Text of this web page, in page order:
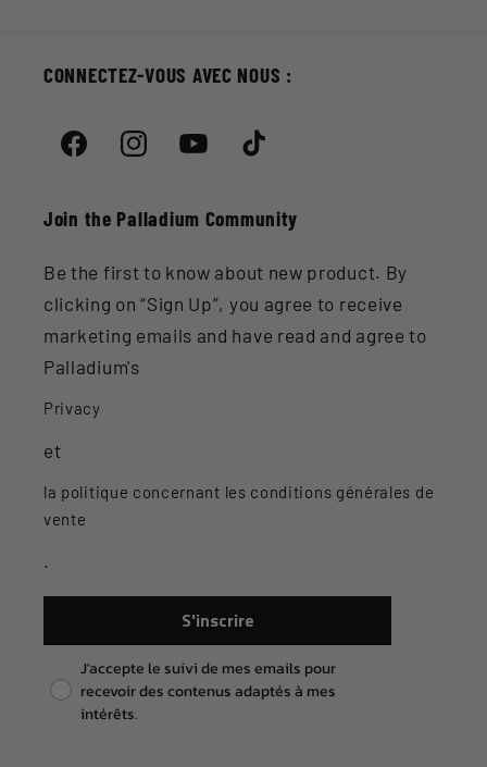
CONNECTEZ-VOUS AVEC NOUS :
FacebookInstagramYouTube TikTok
Join the Palladium Community
Be the first to know about new product. By
clicking on “Sign Up”, you agree to receive
marketing emails and have read and agree to
Palladium's
Privacy
et
la politique concernant les conditions générales de
vente
.
S'inscrire
Pixel consent
J'accepte le suivi de mes emails pour
recevoir des contenus adaptés à mes
intérêts.